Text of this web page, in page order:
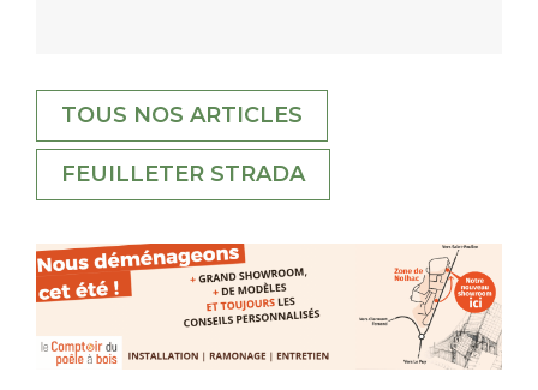
TOUS NOS ARTICLES
FEUILLETER STRADA